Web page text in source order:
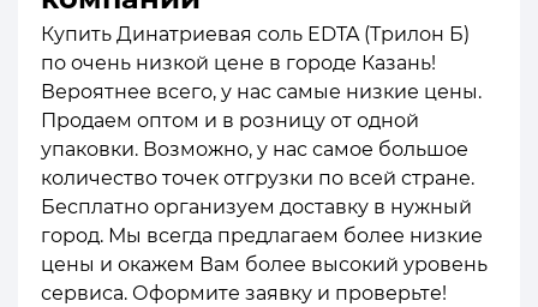
Купить Динатриевая соль EDTA (Трилон Б)
по очень низкой цене в городе Казань!
Вероятнее всего, у нас самые низкие цены.
Продаем оптом и в розницу от одной
упаковки. Возможно, у нас самое большое
количество точек отгрузки по всей стране.
Бесплатно организуем доставку в нужный
город. Мы всегда предлагаем более низкие
цены и окажем Вам более высокий уровень
сервиса. Оформите заявку и проверьте!